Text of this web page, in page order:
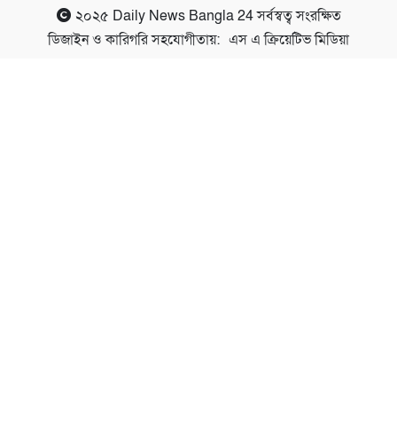
২০২৫ Daily News Bangla 24সর্বস্বত্ব সংরক্ষিত
ডিজাইন ও কারিগরি সহযোগীতায়: এস এ ক্রিয়েটিভ মিডিয়া